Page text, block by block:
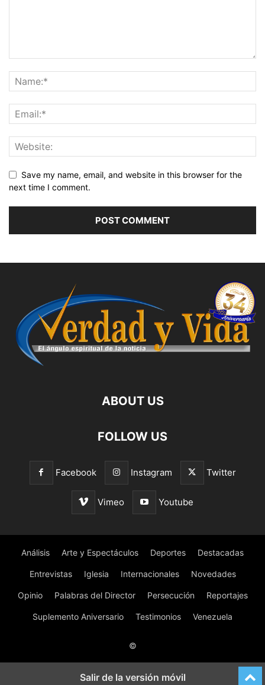
Save my name, email, and website in this browser for the
next time I comment.
ABOUT US
FOLLOW US
Facebook Instagram Twitter
Vimeo Youtube
Análisis Arte y Espectáculos Deportes Destacadas
Entrevistas Iglesia Internacionales Novedades
Opinio Palabras del Director Persecución Reportajes
Suplemento Aniversario Testimonios Venezuela
©
Salir de la versión móvil